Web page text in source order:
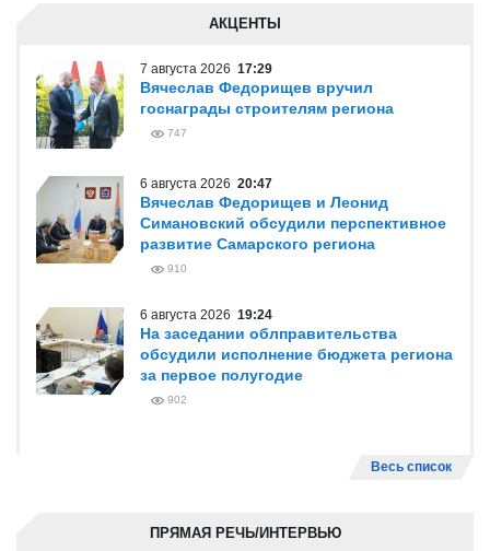
АКЦЕНТЫ
7 августа 2026 17:29
Вячеслав Федорищев вручил
госнаграды строителям региона
747
6 августа 2026 20:47
Вячеслав Федорищев и Леонид
Симановский обсудили перспективное
развитие Самарского региона
910
6 августа 2026 19:24
На заседании облправительства
обсудили исполнение бюджета региона
за первое полугодие
902
Весь список
ПРЯМАЯ РЕЧЬ/ИНТЕРВЬЮ